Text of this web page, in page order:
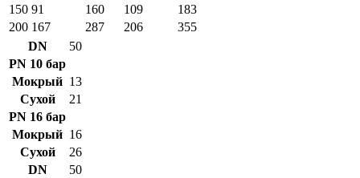
150 91 160 109
183
200 167 287 206
355
DN
50
PN 10 бар
Мокрый 13
Сухой
21
PN 16 бар
Мокрый 16
Сухой
26
DN
50